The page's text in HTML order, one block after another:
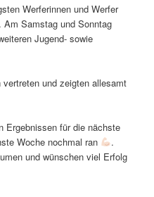
Werferinnen und Werfer
Am Samstag und Sonntag
Jugend- sowie
vertreten und zeigten allesamt
Ergebnissen für die nächste
Woche nochmal ran
.
und wünschen viel Erfolg